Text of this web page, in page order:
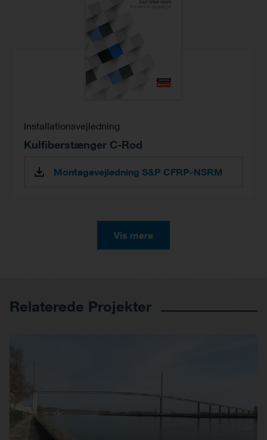
Installationsvejledning
Kulfiberstænger C-Rod
Montagevejledning S&P CFRP-NSRM
Vis mere
Relaterede Projekter